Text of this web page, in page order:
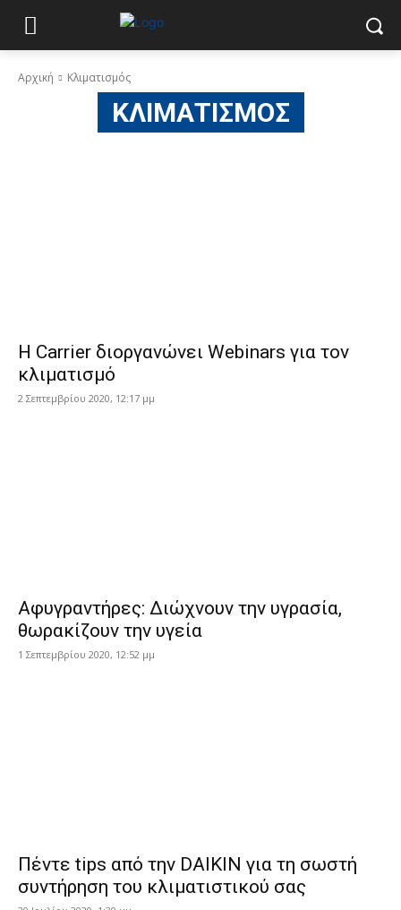
Αρχική Κλιματισμός
ΚΛΙΜΑΤΙΣΜΌΣ
H Carrier διοργανώνει Webinars για τον
κλιματισμό
2 Σεπτεμβρίου 2020, 12:17 μμ
Αφυγραντήρες: Διώχνουν την υγρασία,
θωρακίζουν την υγεία
1 Σεπτεμβρίου 2020, 12:52 μμ
Πέντε tips από την DAIKIN για τη σωστή
συντήρηση του κλιματιστικού σας